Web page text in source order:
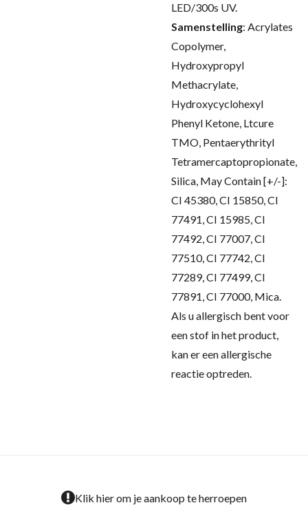
LED/300s UV.
Samenstelling: Acrylates
Copolymer,
Hydroxypropyl
Methacrylate,
Hydroxycyclohexyl
Phenyl Ketone, Ltcure
TMO, Pentaerythrityl
Tetramercaptopropionate,
Silica, May Contain [+/-]:
CI 45380, CI 15850, CI
77491, CI 15985, CI
77492, CI 77007, CI
77510, CI 77742, CI
77289, CI 77499, CI
77891, CI 77000, Mica.
Als u allergisch bent voor
een stof in het product,
kan er een allergische
reactie optreden.
Klik hier om je aankoop te herroepen